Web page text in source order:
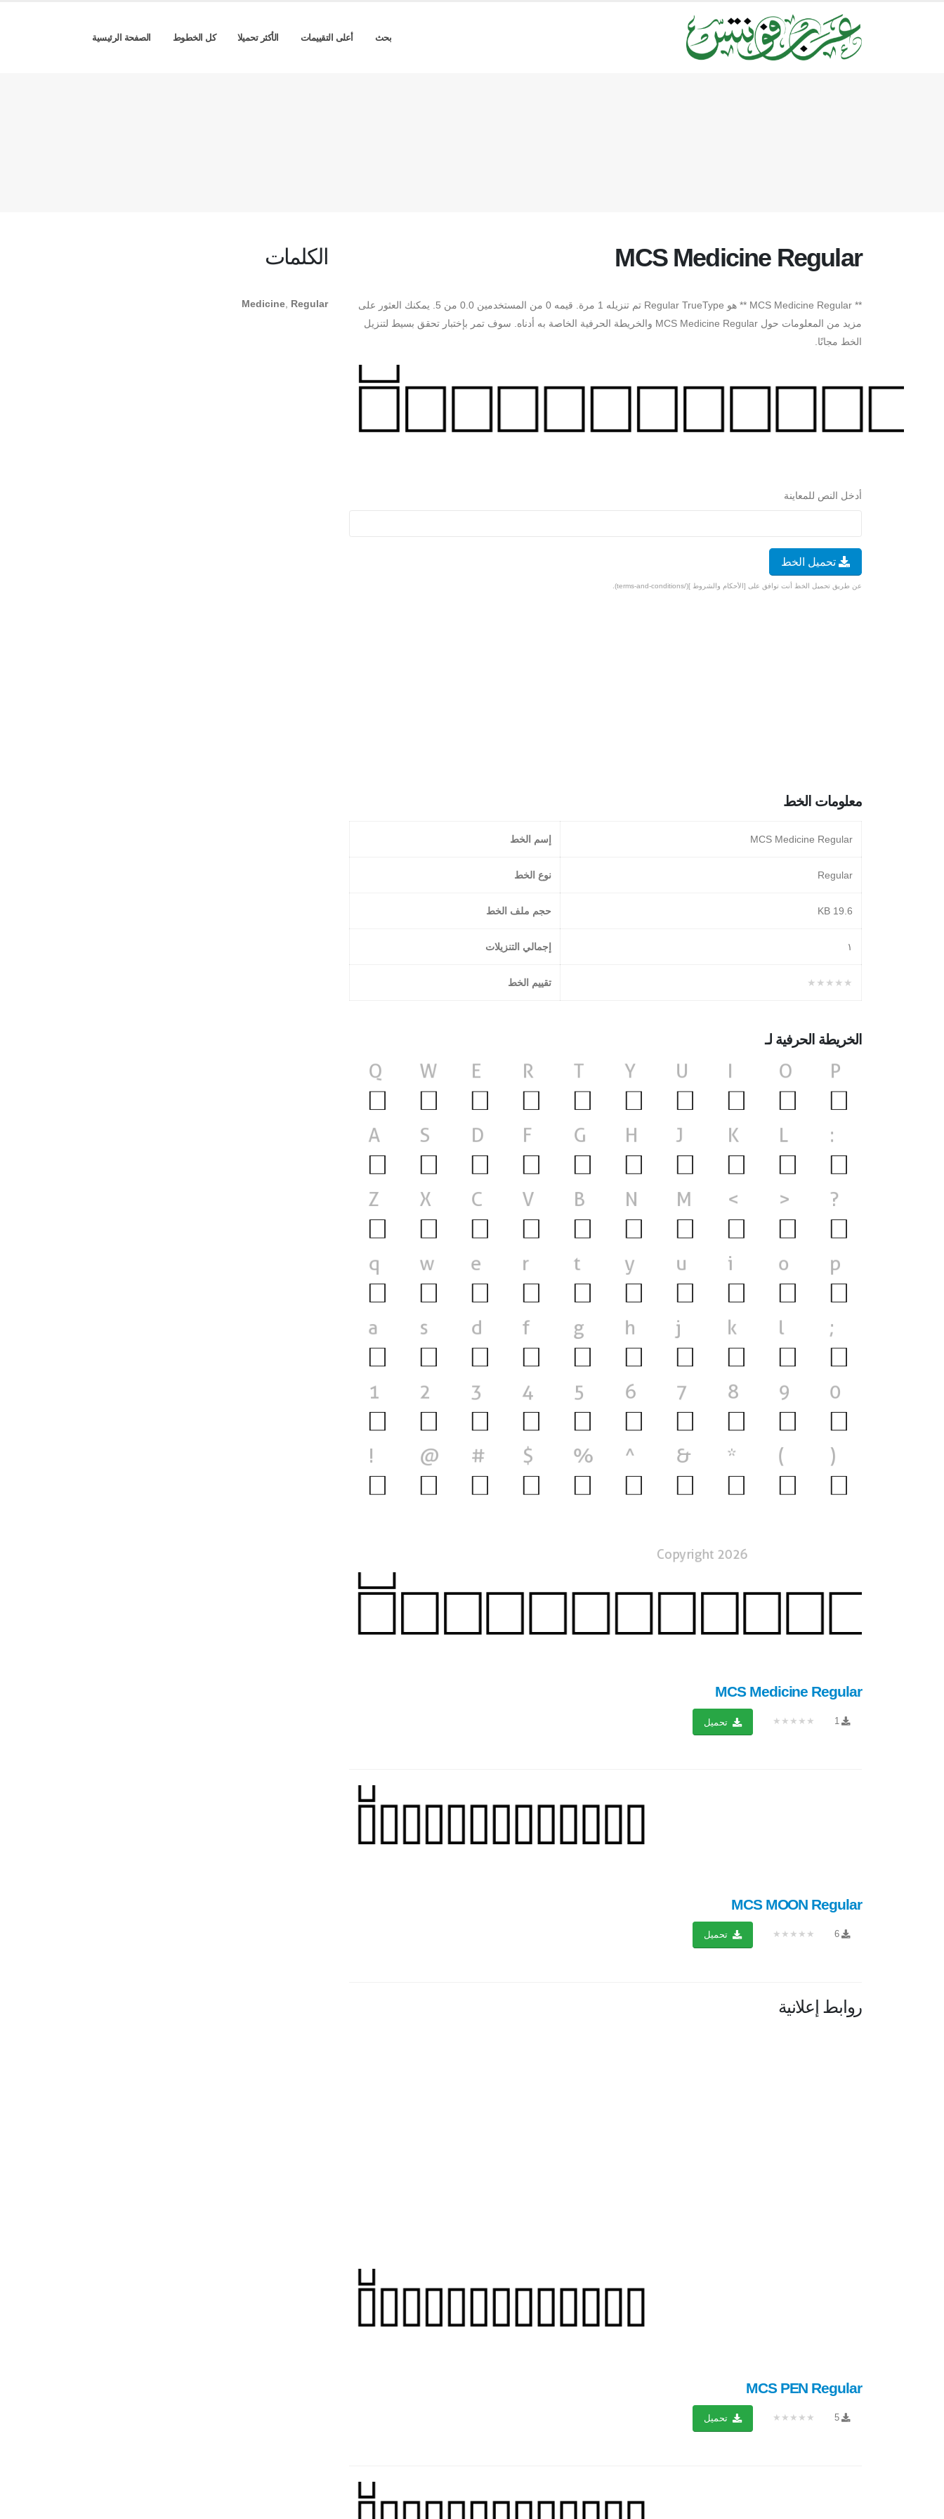
بحث أعلى التقييمات الأكثر تحميلا كل الخطوط الصفحة الرئيسية
MCS Medicine Regular
** MCS Medicine Regular ** هو Regular TrueType تم تنزيله 1 مرة. قيمه 0 من المستخدمين 0.0 من 5. يمكنك العثور على
مزيد من المعلومات حول MCS Medicine Regular والخريطة الحرفية الخاصة به أدناه. سوف تمر بإختبار تحقق بسيط لتنزيل
الخط مجانًا.
أدخل النص للمعاينة
تحميل الخط
عن طريق تحميل الخط أنت توافق على [الأحكام والشروط ](/terms-and-conditions).
معلومات الخط
MCS Medicine Regular إسم الخط
Regular نوع الخط
19.6 KB حجم ملف الخط
١ إجمالي التنزيلات
★★★★★ تقييم الخط
الخريطة الحرفية لـ
MCS Medicine Regular
1
★★★★★ تحميل
MCS MOON Regular
6
★★★★★ تحميل
روابط إعلانية
MCS PEN Regular
5
★★★★★ تحميل
الكلمات
Medicine Regular